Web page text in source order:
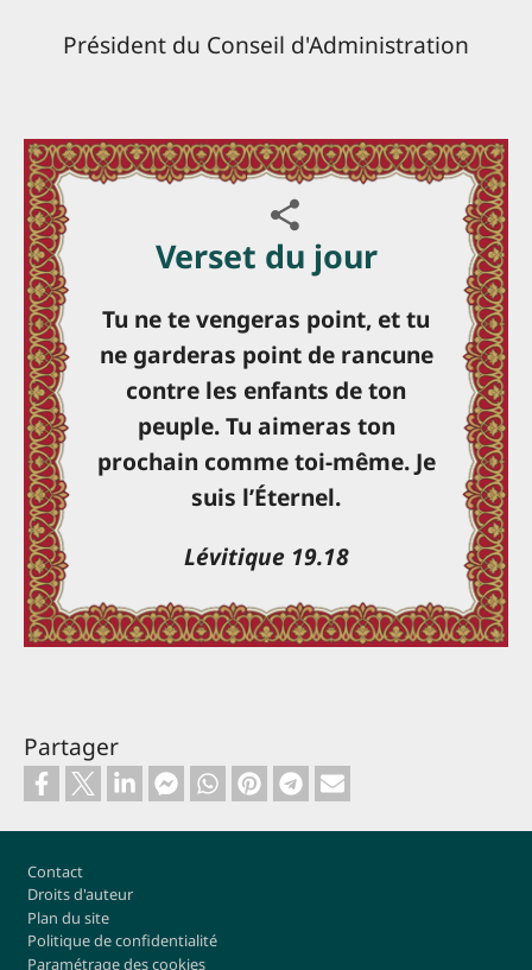
Président du Conseil d'Administration
Verset du jour
Tu ne te vengeras point, et tu
ne garderas point de rancune
contre les enfants de ton
peuple. Tu aimeras ton
prochain comme toi-même. Je
suis l’Éternel.
Lévitique 19.18
Partager
Footer
Contact
Droits d'auteur
Plan du site
Politique de confidentialité
Paramétrage des cookies